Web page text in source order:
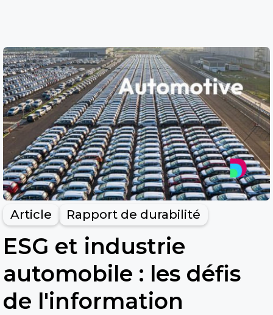
Article Rapport de durabilité
ESG et industrie
automobile : les défis
de l'information